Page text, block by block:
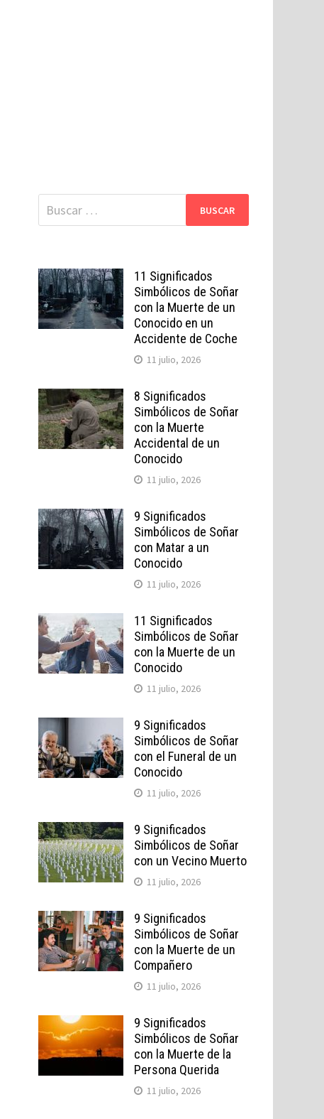
Buscar:
11 Significados
Simbólicos de Soñar
con la Muerte de un
Conocido en un
Accidente de Coche
11 julio, 2026
8 Significados
Simbólicos de Soñar
con la Muerte
Accidental de un
Conocido
11 julio, 2026
9 Significados
Simbólicos de Soñar
con Matar a un
Conocido
11 julio, 2026
11 Significados
Simbólicos de Soñar
con la Muerte de un
Conocido
11 julio, 2026
9 Significados
Simbólicos de Soñar
con el Funeral de un
Conocido
11 julio, 2026
9 Significados
Simbólicos de Soñar
con un Vecino Muerto
11 julio, 2026
9 Significados
Simbólicos de Soñar
con la Muerte de un
Compañero
11 julio, 2026
9 Significados
Simbólicos de Soñar
con la Muerte de la
Persona Querida
11 julio, 2026